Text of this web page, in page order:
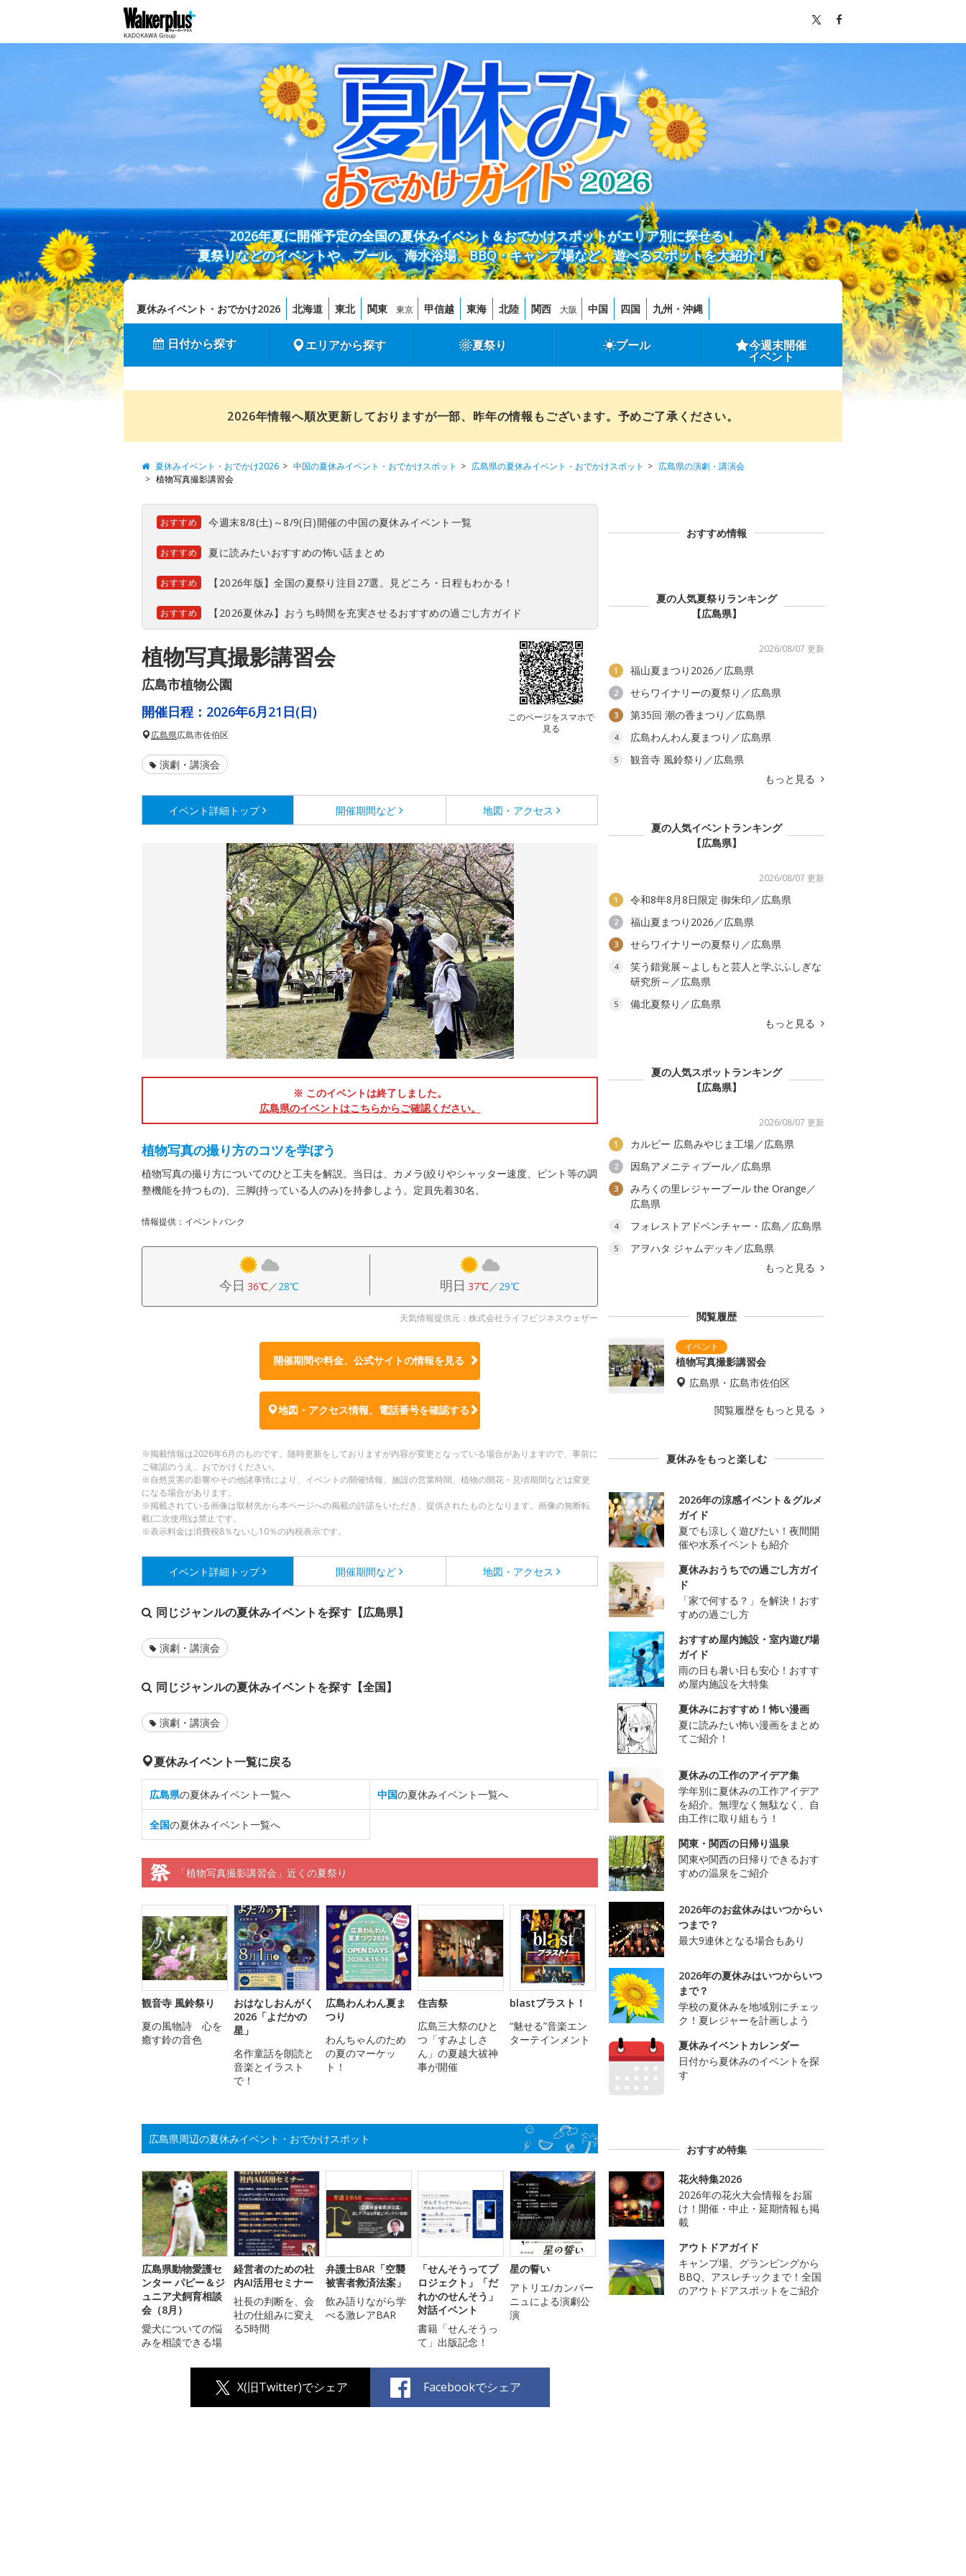
2026年夏に開催予定の全国の夏休みイベント＆おでかけスポットがエリア別に探せる！
夏祭りなどのイベントや、プール、海水浴場、BBQ・キャンプ場など、遊べるスポットを大紹介！
夏休みイベント・おでかけ2026 北海道 東北 関東 東京 甲信越 東海 北陸 関西 大阪 中国 四国 九州・沖縄
日付から探す エリアから探す 夏祭り プール 今週末開催
イベント
2026年情報へ順次更新しておりますが一部、昨年の情報もございます。予めご了承ください。
夏休みイベント・おでかけ2026 中国の夏休みイベント・おでかけスポット 広島県の夏休みイベント・おでかけスポット
広島県の演劇・講演会
植物写真撮影講習会
おすすめ 今週末8/8(土)～8/9(日)開催の中国の夏休みイベント一覧
おすすめ 夏に読みたいおすすめの怖い話まとめ
おすすめ 【2026年版】全国の夏祭り注目27選。見どころ・日程もわかる！
おすすめ 【2026夏休み】おうち時間を充実させるおすすめの過ごし方ガイド
植物写真撮影講習会
広島市植物公園
このページをスマホで
見る
開催日程： 2026年6月21日(日)
広島県広島市佐伯区
演劇・講演会
イベント詳細 トップ 開催期間など 地図・アクセス
※ このイベントは終了しました。
広島県のイベントはこちらからご確認ください。
植物写真の撮り方のコツを学ぼう
植物写真の撮り方についてのひと工夫を解説。当日は、カメラ(絞りやシャッター速度、ピント等の調
整機能を持つもの)、三脚(持っている人のみ)を持参しよう。定員先着30名。
情報提供：イベントバンク
今日 36℃／28℃ 明日 37℃／29℃
天気情報提供元：株式会社ライフビジネスウェザー
開催期間や料金、公式サイトの情報を見る
地図・アクセス情報、電話番号を確認する
※掲載情報は2026年6月のものです。随時更新をしておりますが内容が変更となっている場合がありますので、事前に
ご確認のうえ、おでかけください。
※自然災害の影響やその他諸事情により、イベントの開催情報、施設の営業時間、植物の開花・見頃期間などは変更
になる場合があります。
※掲載されている画像は取材先から本ページへの掲載の許諾をいただき、提供されたものとなります。画像の無断転
載(二次使用)は禁止です。
※表示料金は消費税8％ないし10％の内税表示です。
イベント詳細 トップ 開催期間など 地図・アクセス
同じジャンルの夏休みイベントを探す【広島県】
演劇・講演会
同じジャンルの夏休みイベントを探す【全国】
演劇・講演会
夏休みイベント一覧に戻る
広島県の夏休みイベント一覧へ 中国の夏休みイベント一覧へ
全国の夏休みイベント一覧へ
「植物写真撮影講習会」近くの夏祭り
観音寺 風鈴祭り
夏の風物詩 心を
癒す鈴の音色
おはなしおんがく
2026「よだかの
星」
名作童話を朗読と
音楽とイラスト
で！
広島わんわん夏ま
つり
わんちゃんのため
の夏のマーケッ
ト！
住吉祭
広島三大祭のひと
つ「すみよしさ
ん」の夏越大祓神
事が開催
blastブラスト！
“魅せる”音楽エン
ターテインメント
広島県周辺の夏休みイベント・おでかけスポット
広島県動物愛護セ
ンター パピー＆ジ
ュニア犬飼育相談
会（8月）
愛犬についての悩
みを相談できる場
経営者のための社
内AI活用セミナー
社長の判断を、会
社の仕組みに変え
る5時間
弁護士BAR「空襲
被害者救済法案」
飲み語りながら学
べる激レアBAR
「せんそうってプ
ロジェクト」「だ
れかのせんそう」
対話イベント
書籍「せんそうっ
て」出版記念！
星の誓い
アトリエ/カンパー
ニュによる演劇公
演
X(旧Twitter)でシェア Facebookでシェア
おすすめ情報
夏の人気夏祭りランキング
【広島県】
2026/08/07 更新
1 福山夏まつり2026／広島県
2 せらワイナリーの夏祭り／広島県
3 第35回 潮の香まつり／広島県
4 広島わんわん夏まつり／広島県
5
観音寺 風鈴祭り／広島県
もっと見る
夏の人気イベントランキング
【広島県】
2026/08/07 更新
1 令和8年8月8日限定 御朱印／広島県
2 福山夏まつり2026／広島県
3 せらワイナリーの夏祭り／広島県
4
笑う錯覚展～よしもと芸人と学ぶふしぎな
研究所～／広島県
5
備北夏祭り／広島県
もっと見る
夏の人気スポットランキング
【広島県】
2026/08/07 更新
1 カルビー 広島みやじま工場／広島県
2 因島アメニティプール／広島県
3
みろくの里レジャープール the Orange／
広島県
4 フォレストアドベンチャー・広島／広島県
5
アヲハタ ジャムデッキ／広島県
もっと見る
閲覧履歴
植物写真撮影講習会
広島県・広島市佐伯区
閲覧履歴をもっと見る
夏休みをもっと楽しむ
2026年の涼感イベント＆グルメ
ガイド
夏でも涼しく遊びたい！夜間開
催や水系イベントも紹介
夏休みおうちでの過ごし方ガイ
ド
「家で何する？」を解決！おす
すめの過ごし方
おすすめ屋内施設・室内遊び場
ガイド
雨の日も暑い日も安心！おすす
め屋内施設を大特集
夏休みにおすすめ！怖い漫画
夏に読みたい怖い漫画をまとめ
てご紹介！
夏休みの工作のアイデア集
学年別に夏休みの工作アイデア
を紹介。無理なく無駄なく、自
由工作に取り組もう！
関東・関西の日帰り温泉
関東や関西の日帰りできるおす
すめの温泉をご紹介
2026年のお盆休みはいつからい
つまで？
最大9連休となる場合もあり
2026年の夏休みはいつからいつ
まで？
学校の夏休みを地域別にチェッ
ク！夏レジャーを計画しよう
夏休みイベントカレンダー
日付から夏休みのイベントを探
す
おすすめ特集
花火特集2026
2026年の花火大会情報をお届
け！開催・中止・延期情報も掲
載
アウトドアガイド
キャンプ場、グランピングから
BBQ、アスレチックまで！全国
のアウトドアスポットをご紹介